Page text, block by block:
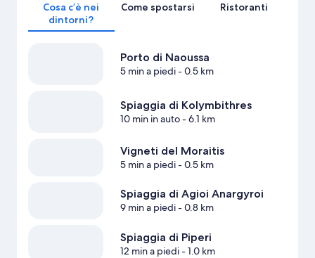
Cosa c’è nei
dintorni?
Come spostarsi Ristoranti
Porto di Naoussa
5 min a piedi- 0.5 km
Spiaggia di Kolymbithres
10 min in auto- 6.1 km
Vigneti del Moraitis
5 min a piedi- 0.5 km
Spiaggia di Agioi Anargyroi
9 min a piedi- 0.8 km
Spiaggia di Piperi
12 min a piedi- 1.0 km